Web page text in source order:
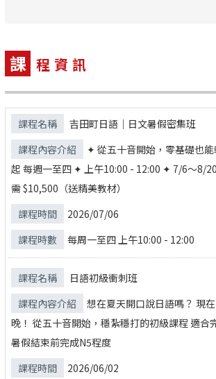
課 程資訊
吉田町日語｜日文暑假密集班
✦ 從五十音開始，零基礎也
起 每週一至四 ✦ 上午10:00 - 12:00 ✦ 7/6～8/
需 $10,500（送精美教材）
2026/07/06
每周一至四 上午10:00 - 12:00
日語初級衝刺班
想在夏天開口說日語嗎？ 現
晚！ 從五十音開始，穩紮穩打的初級課程 適合
暑假結束前完成N5程度
2026/06/02